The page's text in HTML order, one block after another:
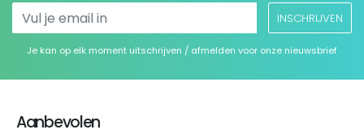
INSCHRIJVEN
Je kan op elk moment uitschrijven / afmelden voor onze nieuwsbrief
Aanbevolen